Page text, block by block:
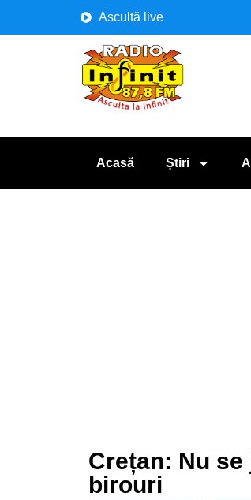
Ascultă live
Acasă Știri
Crețan: Nu
birouri